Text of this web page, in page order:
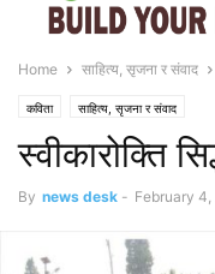
Home साहित्य, सृजना र संवाद
कविता साहित्य, सृजना र संवाद
स्वीकारोक्ति
By news desk - February 4,